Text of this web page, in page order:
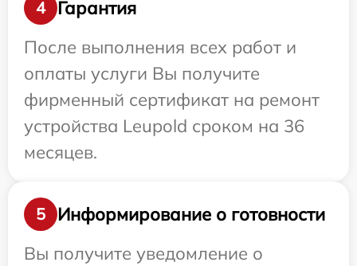
4
Гарантия
После выполнения всех работ и
оплаты услуги Вы получите
фирменный сертификат на ремонт
устройства Leupold сроком на 36
месяцев.
5
Информирование о готовности
Вы получите уведомление о